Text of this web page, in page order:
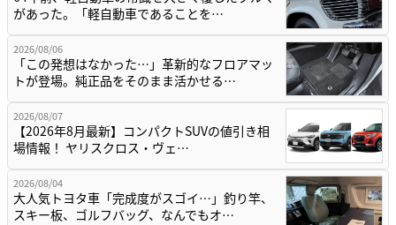
があった。「軽自動車であることを…
2026/08/06
「この発想はなかった…」革新的なフロアマッ
トが登場。純正品をそのまま活かせる…
2026/08/07
【2026年8月最新】コンパクトSUVの値引き相
場情報！ ヤリスクロス・ヴェ…
2026/08/04
大人気トヨタ車「完成度がスゴイ…」釣り竿、
スキー板、ゴルフバッグ、なんでもオ…